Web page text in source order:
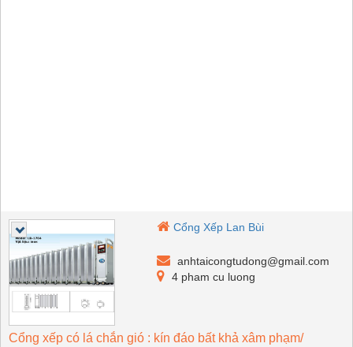
Cổng Xếp Lan Bùi
anhtaicongtudong@gmail.com
4 pham cu luong
Cổng xếp có lá chắn gió : kín đáo bất khả xâm phạm/